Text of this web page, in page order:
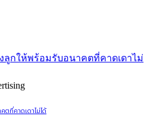
ตที่คาดเดาไม่ได้